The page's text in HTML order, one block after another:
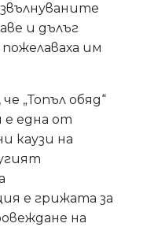
и дълъг
им
„Топъл обяд“
е една от
каузи на
е грижата за
на